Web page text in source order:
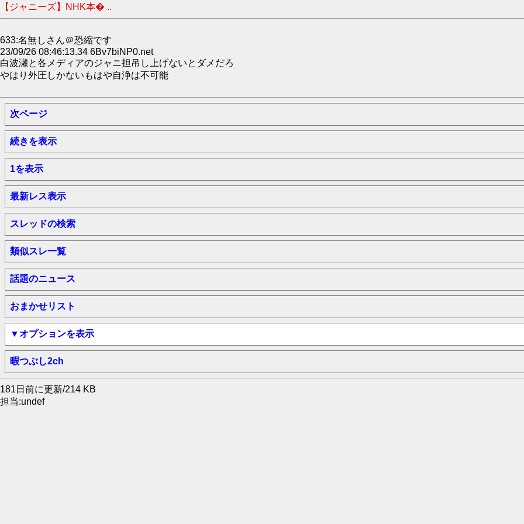
【ジャニーズ】NHK本� ..
633:名無しさん＠恐縮です
23/09/26 08:46:13.34 6Bv7biNP0.net
白波瀬と各メディアのジャニ担吊し上げないとダメだろ
やはり外圧しかないもはや自浄は不可能
次ページ
続きを表示
1を表示
最新レス表示
スレッドの検索
類似スレ一覧
話題のニュース
おまかせリスト
▼オプションを表示
暇つぶし2ch
181日前に更新/214 KB
担当:undef